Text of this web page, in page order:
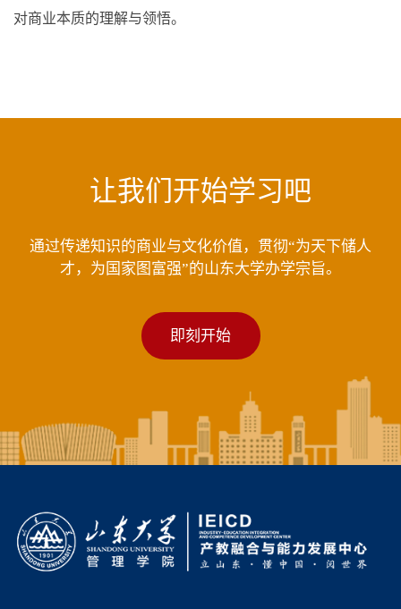
对商业本质的理解与领悟。
让我们开始学习吧
通过传递知识的商业与文化价值，贯彻“为天下储人
才，为国家图富强”的山东大学办学宗旨。
即刻开始